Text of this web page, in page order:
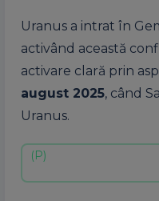
Uranus a intrat în
activând această
activare clară prin
august 2025, când
Uranus.